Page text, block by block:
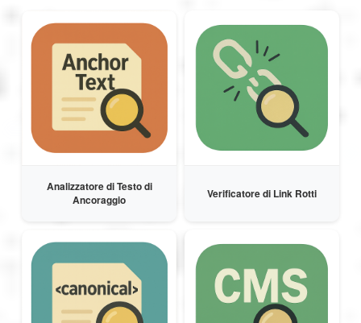
Norsk
Suomi
Ελληνικά
Română
Magyar
Analizzatore di Testo di
Ancoraggio
Verificatore di Link Rotti